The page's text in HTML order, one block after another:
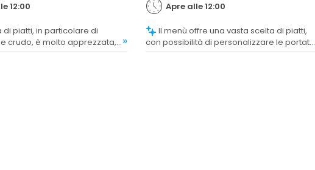
12:00
crudo, è molto apprezzata,
»
Apre alle 12:00
Il menù offre una vasta scelta di piatti,
con possibilità di personalizzare le portate,